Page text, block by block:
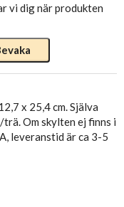
vi dig när produkten
x 25,4 cm. Själva
Om skylten ej finns i
leveranstid är ca 3-5